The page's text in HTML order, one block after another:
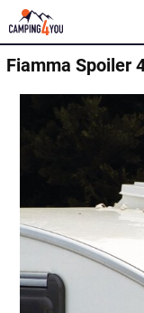
Fiamma Spoiler